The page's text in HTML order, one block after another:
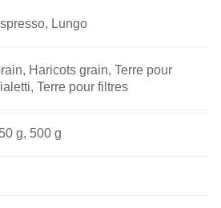
Lungo
Haricots grain, Terre pour
Terre pour filtres
g, 500 g